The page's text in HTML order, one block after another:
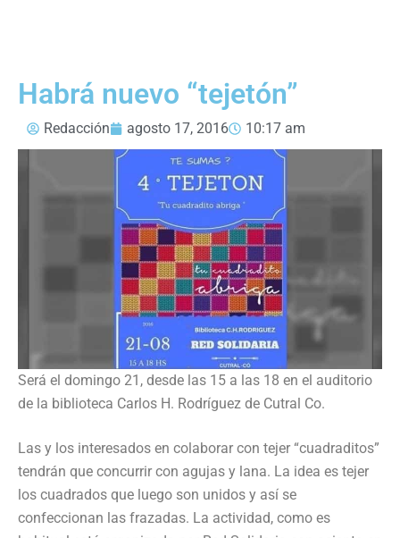
Habrá nuevo “tejetón”
Redacción agosto 17, 2016 10:17 am
Será el domingo 21, desde las 15 a las 18 en el auditorio
de la biblioteca Carlos H. Rodríguez de Cutral Co.
Las y los interesados en colaborar con tejer “cuadraditos”
tendrán que concurrir con agujas y lana. La idea es tejer
los cuadrados que luego son unidos y así se
confeccionan las frazadas. La actividad, como es